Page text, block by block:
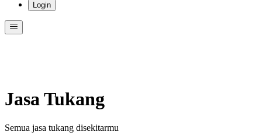
Login
Jasa Tukang
Semua jasa tukang disekitarmu